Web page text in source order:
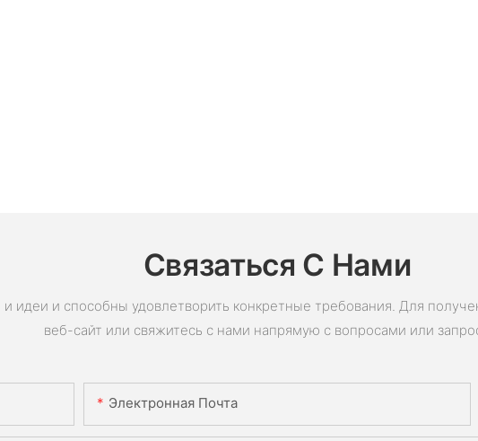
Связаться С Нами
идеи и способны удовлетворить конкретные требования. Для
веб-сайт или свяжитесь с нами напрямую с вопросами или
Электронная Почта